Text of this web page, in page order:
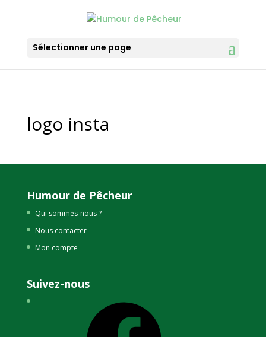
Sélectionner une page
logo insta
Humour de Pêcheur
Qui sommes-nous ?
Nous contacter
Mon compte
Suivez-nous